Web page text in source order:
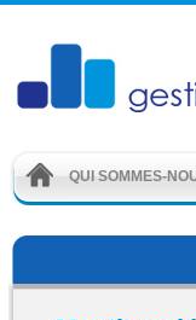
QUI SOMMES-